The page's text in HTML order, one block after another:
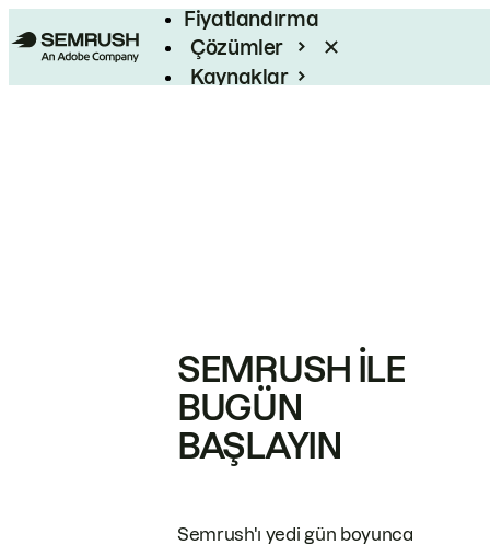
Fiyatlandırma
Çözümler
Kaynaklar
SEMRUSH ILE
BUGÜN
BAŞLAYIN
Semrush'ı yedi gün boyunca